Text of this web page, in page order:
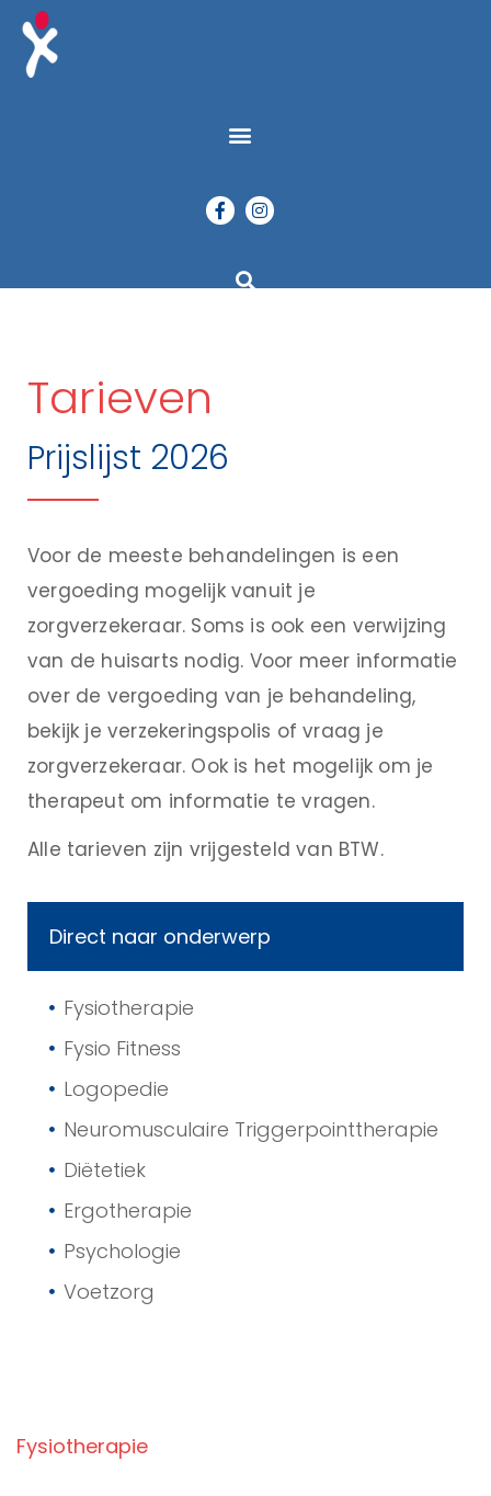
Tarieven
Prijslijst 2026
Voor de meeste behandelingen is een
vergoeding mogelijk vanuit je
zorgverzekeraar. Soms is ook een verwijzing
van de huisarts nodig. Voor meer informatie
over de vergoeding van je behandeling,
bekijk je verzekeringspolis of vraag je
zorgverzekeraar. Ook is het mogelijk om je
therapeut om informatie te vragen.
Alle tarieven zijn vrijgesteld van BTW.
Direct naar onderwerp
Fysiotherapie
Fysio Fitness
Logopedie
Neuromusculaire Triggerpointtherapie
Diëtetiek
Ergotherapie
Psychologie
Voetzorg
Fysiotherapie